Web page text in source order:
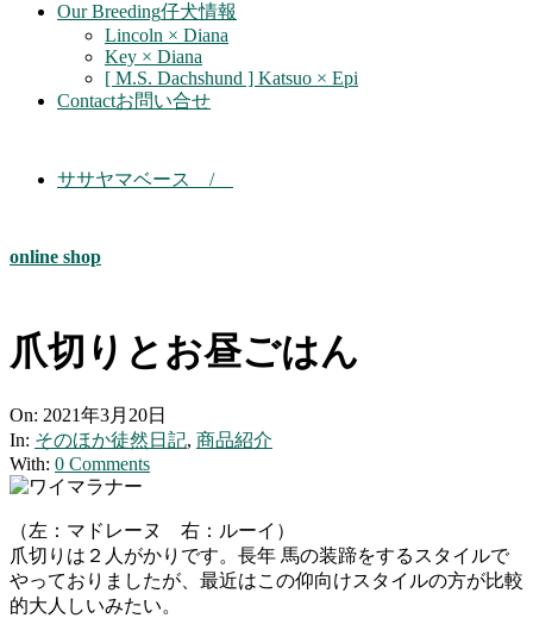
Our Breeding仔犬情報
Lincoln × Diana
Key × Diana
[ M.S. Dachshund ] Katsuo × Epi
Contactお問い合せ
ササヤマベース /
online shop
爪切りとお昼ごはん
On: 2021年3月20日
In: そのほか徒然日記, 商品紹介
With: 0 Comments
（左：マドレーヌ 右：ルーイ）
爪切りは２人がかりです。長年 馬の装蹄をするスタイルで
やっておりましたが、最近はこの仰向けスタイルの方が比較
的大人しいみたい。